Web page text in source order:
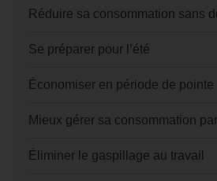
Réduire sa consommation sans
Se préparer pour l’été
Économiser en période de pointe
Mieux gérer sa consommation
Éliminer le gaspillage au travail